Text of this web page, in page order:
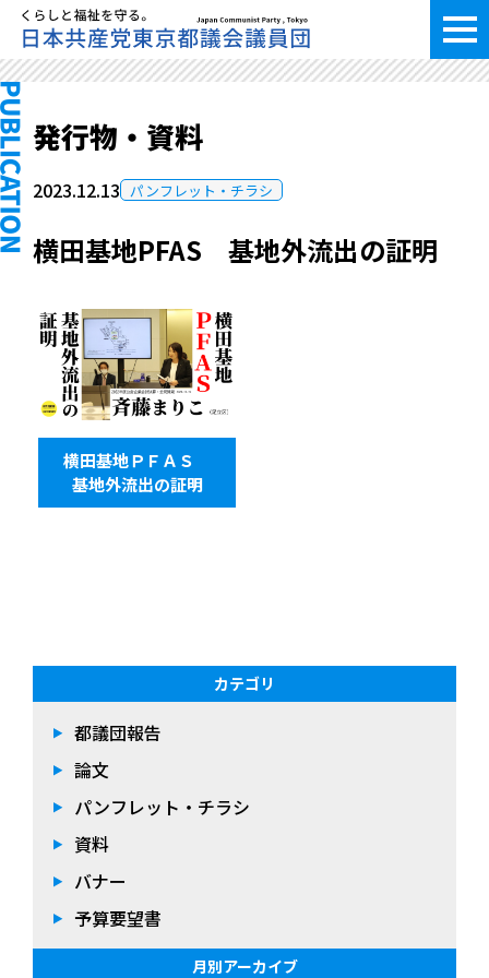
発行物・資料
2023.12.13 パンフレット・チラシ
横田基地PFAS 基地外流出の証明
横田基地ＰＦＡＳ
基地外流出の証明
カテゴリ
都議団報告
論文
パンフレット・チラシ
資料
バナー
予算要望書
月別アーカイブ